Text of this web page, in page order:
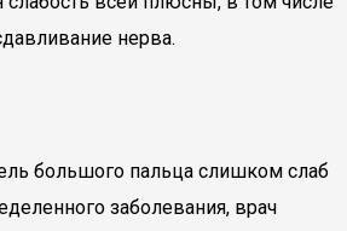
нерва.
большого пальца слишком слаб
заболевания, врач